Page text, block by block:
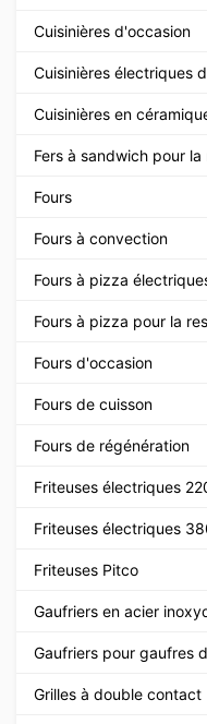
Cuisinières d'occasion
Cuisinières électriques
Cuisinières en
Fers à sandwich pour
Fours
Fours à convection
Fours à pizza
Fours à pizza pour la
Fours d'occasion
Fours de cuisson
Fours de régénération
Friteuses électriques
Friteuses électriques
Friteuses Pitco
Gaufriers en acier
Gaufriers pour gaufres
Grilles à double contact